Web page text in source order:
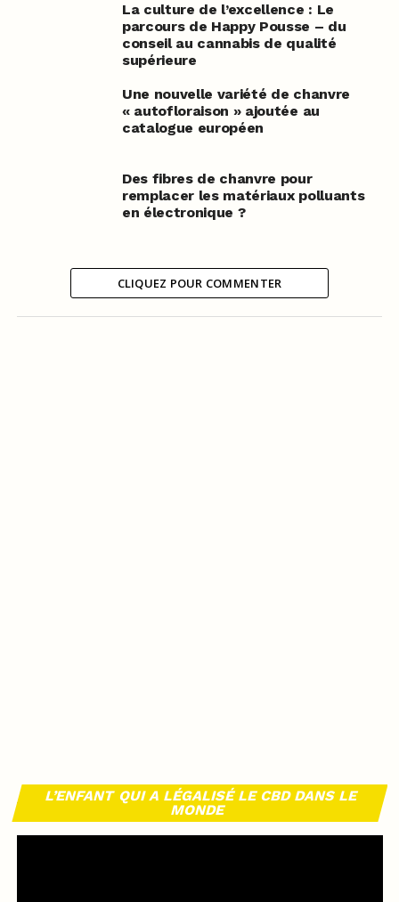
La culture de l’excellence : Le
parcours de Happy Pousse – du
conseil au cannabis de qualité
supérieure
Une nouvelle variété de chanvre
« autofloraison » ajoutée au
catalogue européen
Des fibres de chanvre pour
remplacer les matériaux polluants
en électronique ?
CLIQUEZ POUR COMMENTER
L’ENFANT QUI A LÉGALISÉ LE CBD DANS LE
MONDE